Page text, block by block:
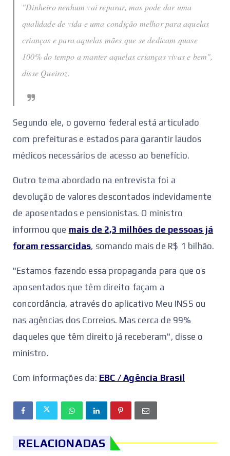
"Dinheiro nenhum vai reparar, mas pode dar uma
qualidade de vida e uma condição melhor para aquelas
crianças e para aquelas mães que se dedicam quase
100% do tempo a manter aquelas crianças vivas e bem",
disse Queiroz.
Segundo ele, o governo federal está articulado
com prefeituras e estados para garantir laudos
médicos necessários de acesso ao benefício.
Outro tema abordado na entrevista foi a
devolução de valores descontados indevidamente
de aposentados e pensionistas. O ministro
informou que mais de 2,3 milhões de pessoas já
foram ressarcidas, somando mais de R$ 1 bilhão.
"Estamos fazendo essa propaganda para que os
aposentados que têm direito façam a
concordância, através do aplicativo Meu INSS ou
nas agências dos Correios. Mas cerca de 99%
daqueles que têm direito já receberam", disse o
ministro.
Com informações da: EBC / Agência Brasil
RELACIONADAS